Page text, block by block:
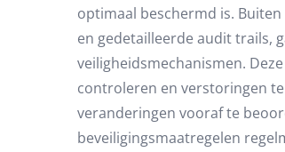
optimaal beschermd is.
en gedetailleerde audit trails,
veiligheidsmechanismen.
controleren en verstoringen
veranderingen vooraf te
beveiligingsmaatregelen